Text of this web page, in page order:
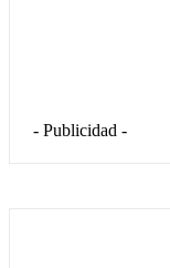
- Publicidad -